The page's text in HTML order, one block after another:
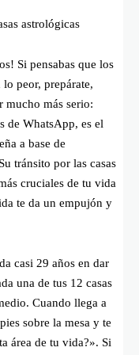
Si pensabas que los
peor, prepárate,
mucho más serio:
de WhatsApp, es el
a base de
tránsito por las casas
cruciales de tu vida
te da un empujón y
casi 29 años en dar
una de tus 12 casas
Cuando llega a
sobre la mesa y te
área de tu vida?». Si